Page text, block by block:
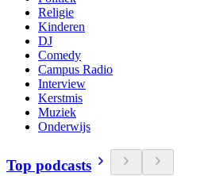
Religie
Kinderen
DJ
Comedy
Campus Radio
Interview
Kerstmis
Muziek
Onderwijs
Top podcasts